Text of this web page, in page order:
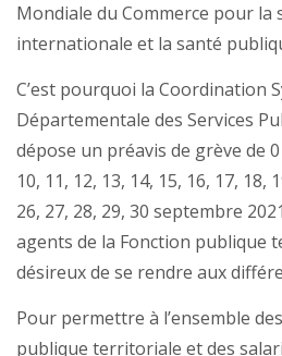
Mondiale du Commerce pour la
internationale et la santé
C’est pourquoi la Coordination
Départementale des Services
dépose un préavis de grève de
10, 11, 12, 13, 14, 15, 16, 17, 18,
26, 27, 28, 29, 30 septembre
agents de la Fonction publique
désireux de se rendre aux
Pour permettre à l’ensemble
publique territoriale et des